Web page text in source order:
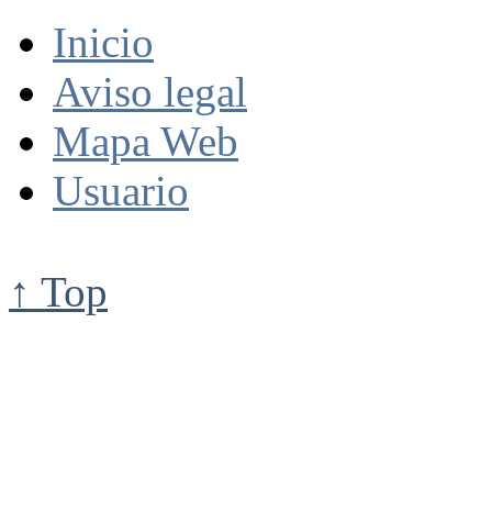
Inicio
Aviso legal
Mapa Web
Usuario
↑ Top